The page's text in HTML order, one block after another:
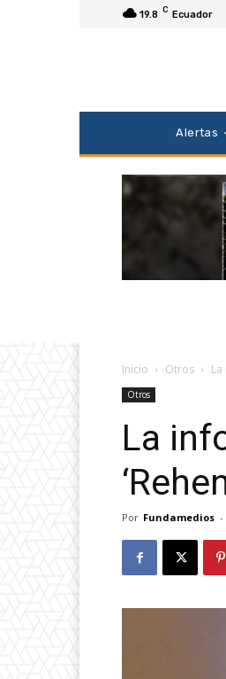
19.8 C Ecuador
Alertas
Inicio Otros
Otros
La
Por Fundamedios -